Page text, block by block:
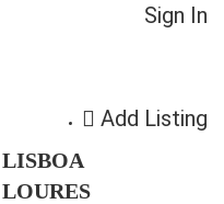
Sign In
Add Listing
LISBOA
LOURES